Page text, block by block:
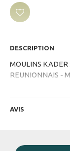
DESCRIPTION
MOULINS KADER
REUNIONNAIS -
AVIS